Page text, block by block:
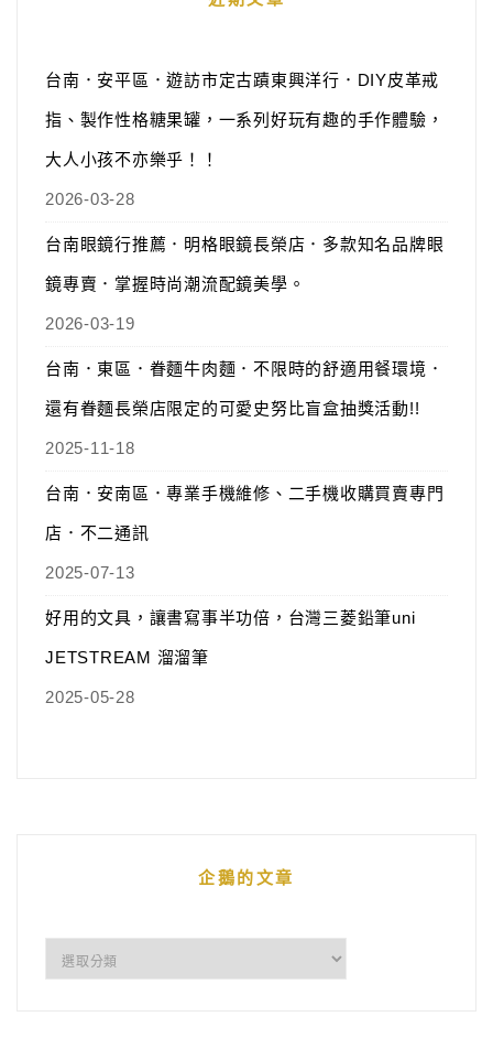
台南．安平區．遊訪市定古蹟東興洋行．DIY皮革戒
指、製作性格糖果罐，一系列好玩有趣的手作體驗，
大人小孩不亦樂乎！！
2026-03-28
台南眼鏡行推薦．明格眼鏡長榮店．多款知名品牌眼
鏡專賣．掌握時尚潮流配鏡美學。
2026-03-19
台南．東區．眷麵牛肉麵．不限時的舒適用餐環境．
還有眷麵長榮店限定的可愛史努比盲盒抽獎活動!!
2025-11-18
台南．安南區．專業手機維修、二手機收購買賣專門
店．不二通訊
2025-07-13
好用的文具，讓書寫事半功倍，台灣三菱鉛筆uni
JETSTREAM 溜溜筆
2025-05-28
企鵝的文章